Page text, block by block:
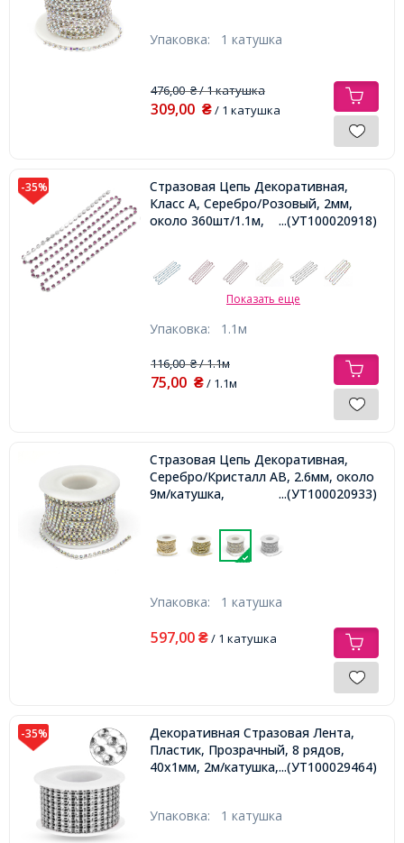
Упаковка: 1 катушка
476,00₴/ 1 катушка
309,00 ₴/ 1 катушка
-35%
Стразовая Цепь Декоративная,
Класс А, Серебро/Розовый, 2мм,
около 360шт/1.1м,
...(УТ100020918)
Показать еще
Упаковка: 1.1м
116,00₴/ 1.1м
75,00 ₴/ 1.1м
Стразовая Цепь Декоративная,
Серебро/Кристалл АВ, 2.6мм, около
9м/катушка,
...(УТ100020933)
Упаковка: 1 катушка
597,00 ₴/ 1 катушка
-35%
Декоративная Стразовая Лента,
Пластик, Прозрачный, 8 рядов,
40х1мм, 2м/катушка,...(УТ100029464)
Упаковка: 1 катушка